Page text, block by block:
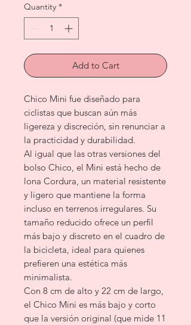
Quantity *
Add to Cart
Chico Mini fue diseñado para
ciclistas que buscan aún más
ligereza y discreción, sin renunciar a
la practicidad y durabilidad.
Al igual que las otras versiones del
bolso Chico, el Mini está hecho de
lona Cordura, un material resistente
y ligero que mantiene la forma
incluso en terrenos irregulares. Su
tamaño reducido ofrece un perfil
más bajo y discreto en el cuadro de
la bicicleta, ideal para quienes
prefieren una estética más
minimalista.
Con 8 cm de alto y 22 cm de largo,
el Chico Mini es más bajo y corto
que la versión original (que mide 11